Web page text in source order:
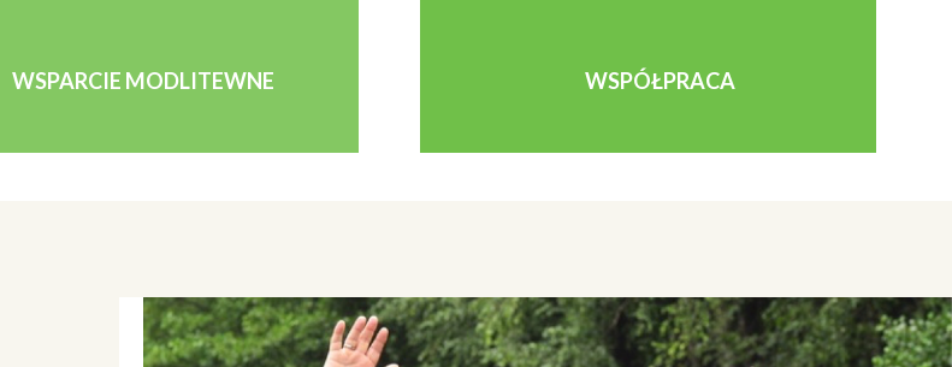
WSPARCIE MODLITEWNE WSPÓŁPRACA